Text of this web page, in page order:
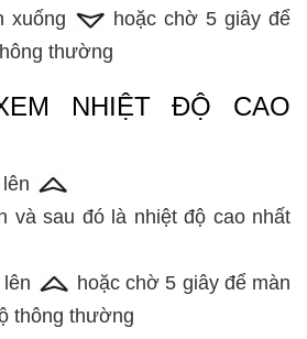
xuống
hoặc chờ 5 giây để
thường
NHIỆT ĐỘ CAO
và sau đó là nhiệt độ cao nhất
hoặc chờ 5 giây để màn
thông thường